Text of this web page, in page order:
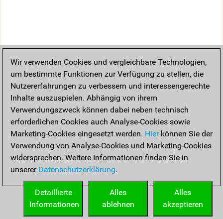
Wir verwenden Cookies und vergleichbare Technologien,
um bestimmte Funktionen zur Verfügung zu stellen, die
Nutzererfahrungen zu verbessern und interessengerechte
Inhalte auszuspielen. Abhängig von ihrem
Verwendungszweck können dabei neben technisch
erforderlichen Cookies auch Analyse-Cookies sowie
Marketing-Cookies eingesetzt werden. Hierkönnen Sie der
Verwendung von Analyse-Cookies und Marketing-Cookies
widersprechen. Weitere Informationen finden Sie in
unserer Datenschutzerklärung.
Alles
akzeptieren
Alles
ablehnen
Detaillierte
Informationen